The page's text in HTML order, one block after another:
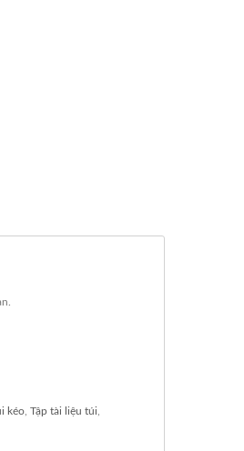
kéo Tập tài liệu túi